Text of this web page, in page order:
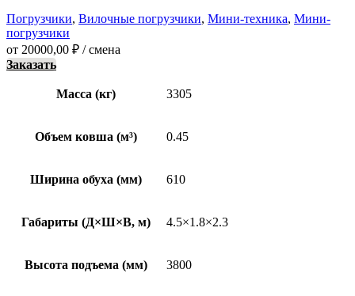
Погрузчики, Вилочные погрузчики, Мини-техника, Мини-
погрузчики
от 20000,00 ₽ / смена
Заказать
Масса (кг) 3305
Объем ковша (м³) 0.45
Ширина обуха (мм) 610
Габариты (Д×Ш×В, м) 4.5×1.8×2.3
Высота подъема (мм) 3800